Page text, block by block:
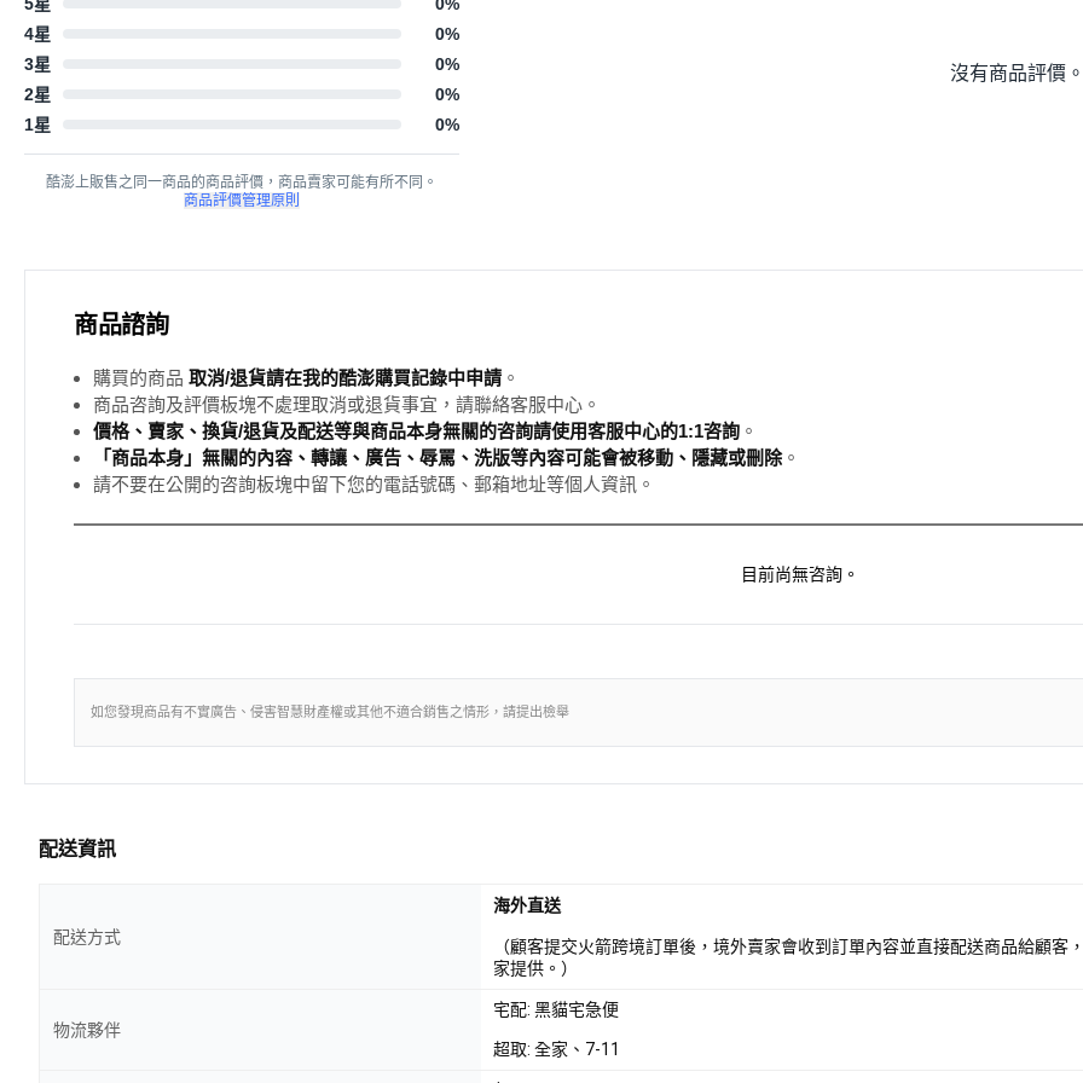
4星
0%
3星
0%
2星
0%
1星
0%
酷澎上販售之同一商品的商品評價，商品賣家可能有所不同。
商品評價管理原則
沒有商品評價
商品諮詢
購買的商品 取消/退貨請在我的酷澎購買記錄中申請 。
商品咨詢及評價板塊不處理取消或退貨事宜，請聯絡客服中心。
價格、賣家、換貨/退貨及配送等與商品本身無關的咨詢請使用客服中心的1:1咨詢 。
「商品本身」無關的內容、轉讓、廣告、辱罵、洗版等內容可能會被移動、隱藏或刪除。
請不要在公開的咨詢板塊中留下您的電話號碼、郵箱地址等個人資訊。
目前尚無咨詢。
如您發現商品有不實廣告、侵害智慧財產權或其他不適合銷售之情形，請提出檢舉
配送資訊
配送方式
海外直送
（顧客提交火箭跨境訂單後，境外賣家會收到訂單內容並直接配送商品給顧
家提供。）
物流夥伴
宅配: 黑貓宅急便
超取: 全家、7-11